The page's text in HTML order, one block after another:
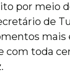
por meio
de
mais
com toda